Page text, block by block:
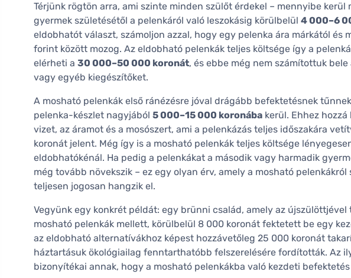
Térjünk rögtön arra, ami szinte minden szülőt érdekel – mennyibe kerül
gyermek születésétől a pelenkáról való leszokásig körülbelül 4 000–6
eldobhatót választ, számoljon azzal, hogy egy pelenka ára márkától és
forint között mozog. Az eldobható pelenkák teljes költsége így a
elérheti a 30 000–50 000 koronát, és ebbe még nem számítottuk
vagy egyéb kiegészítőket.
A mosható pelenkák első ránézésre jóval drágább befektetésnek
pelenka-készlet nagyjából 5 000–15 000 koronába kerül. Ehhez
vizet, az áramot és a mosószert, ami a pelenkázás teljes időszakára
koronát jelent. Még így is a mosható pelenkák teljes költsége
eldobhatókénál. Ha pedig a pelenkákat a második vagy harmadik
még tovább növekszik – ez egy olyan érv, amely a mosható
teljesen jogosan hangzik el.
Vegyünk egy konkrét példát: egy brünni család, amely az
mosható pelenkák mellett, körülbelül 8 000 koronát fektetett be egy
az eldobható alternatívákhoz képest hozzávetőleg 25 000 koronát
háztartásuk ökológiailag fenntarthatóbb felszerelésére fordították. Az
bizonyítékai annak, hogy a mosható pelenkákba való kezdeti